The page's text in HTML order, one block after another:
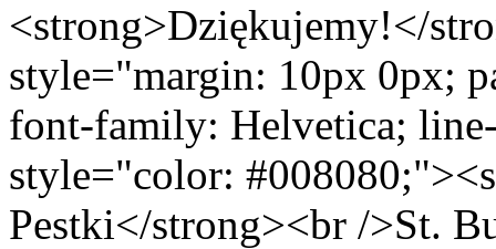
<strong>Dziękujemy!</
style="margin: 10px 0px;
font-family: Helvetica;
style="color:
Pestki</strong><br />St.